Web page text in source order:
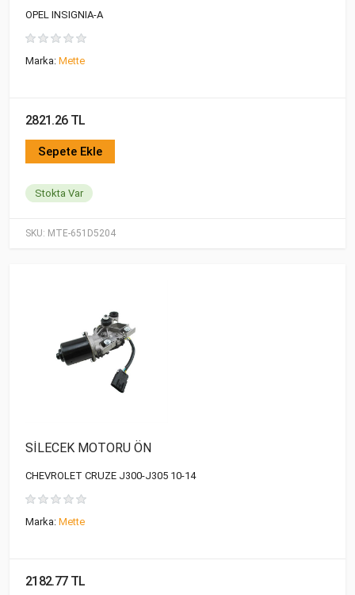
SKU: MTE-651D5204
OPEL INSIGNIA-A
Marka: Mette
2821.26 TL
Sepete Ekle
Stokta Var
SİLECEK MOTORU ÖN
CHEVROLET CRUZE J300-J305 10-14
Marka: Mette
2182.77 TL